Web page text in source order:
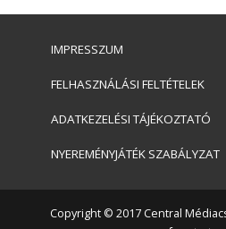
IMPRESSZUM
FELHASZNÁLÁSI FELTÉTELEK
ADATKEZELÉSI TÁJÉKOZTATÓ
NYEREMÉNYJÁTÉK SZABÁLYZAT
Copyright © 2017 Central